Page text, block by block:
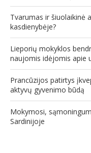
Tvarumas ir šiuolaikinė
kasdienybėje?
Lieporių mokyklos
naujomis idėjomis apie
Prancūzijos patirtys
aktyvų gyvenimo būdą
Mokymosi,
Sardinijoje